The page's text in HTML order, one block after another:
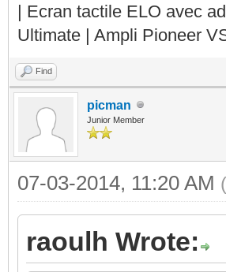
| Ecran tactile ELO avec
Ultimate | Ampli Pioneer
Find
picman
Junior Member
07-03-2014, 11:20 AM
raoulh Wrote: